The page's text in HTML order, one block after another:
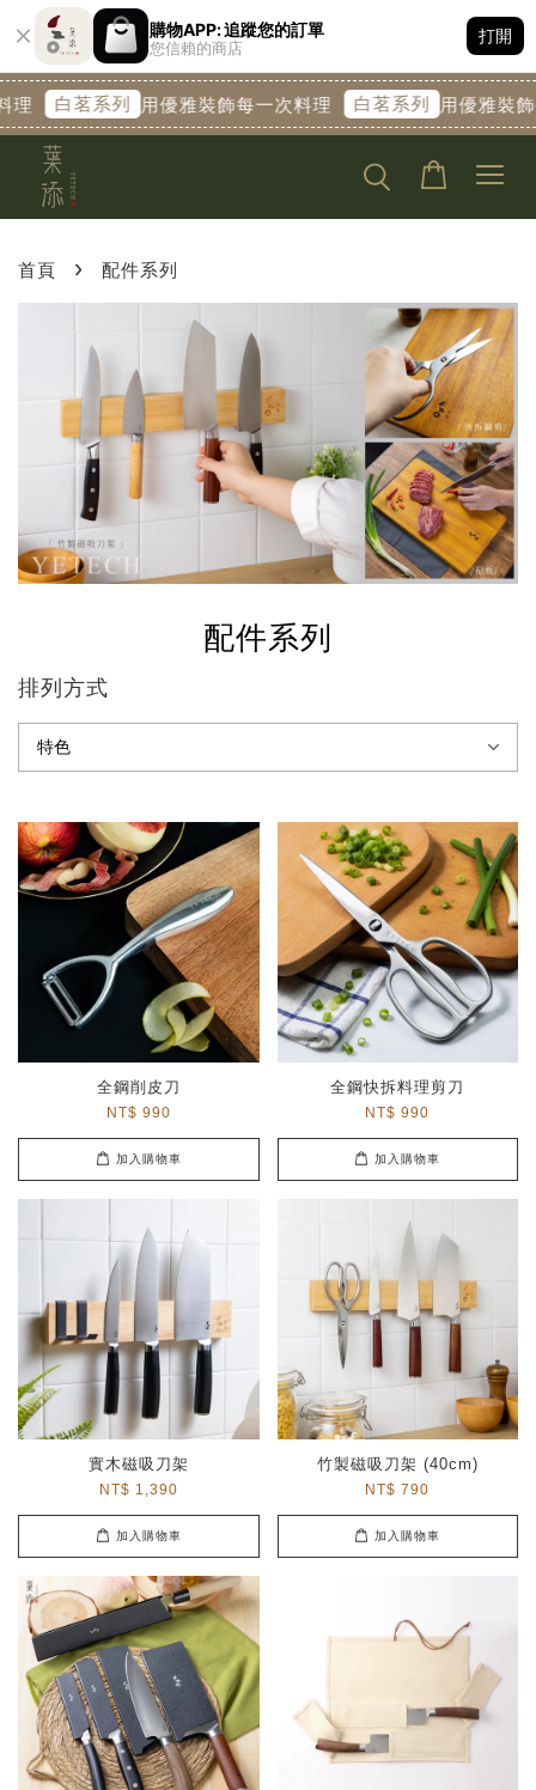
購物APP: 追蹤您的訂單
您信賴的商店
打開
白茗系列 用優雅裝飾每一次料理 白茗系列 用優雅裝飾
首頁 › 配件系列
配件系列
排列方式
全鋼削皮刀
NT$ 990
加入購物車
全鋼快拆料理剪刀
NT$ 990
加入購物車
實木磁吸刀架
NT$ 1,390
加入購物車
竹製磁吸刀架 (40cm)
NT$ 790
加入購物車